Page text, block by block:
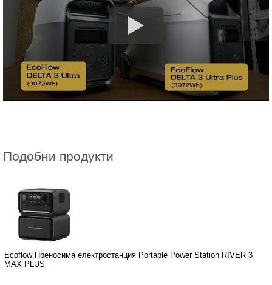
Подобни продукти
Ecoflow Преносима електростанция Portable Power Station RIVER 3
MAX PLUS